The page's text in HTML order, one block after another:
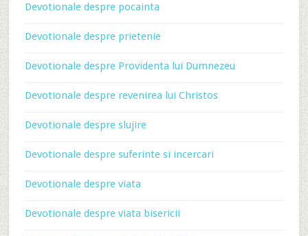
Devotionale despre pocainta
Devotionale despre prietenie
Devotionale despre Providenta lui Dumnezeu
Devotionale despre revenirea lui Christos
Devotionale despre slujire
Devotionale despre suferinte si incercari
Devotionale despre viata
Devotionale despre viata bisericii